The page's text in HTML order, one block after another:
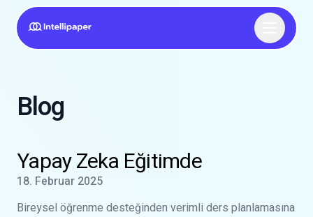
Blog
Yapay Zeka Eğitimde
Yayınlanma tarihi
18. Februar 2025
Bireysel öğrenme desteğinden verimli ders planlamasına